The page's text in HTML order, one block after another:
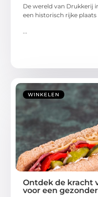
De wereld van Drukkerij
een historisch rijke plaats
WINKELEN
Ontdek de kracht
voor een